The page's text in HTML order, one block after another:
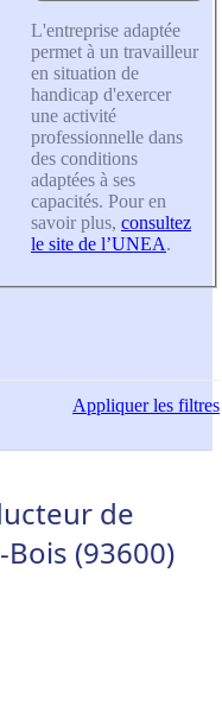
L'entreprise adaptée
permet à un travailleur
en situation de
handicap d'exercer
une activité
professionnelle dans
des conditions
adaptées à ses
capacités. Pour en
savoir plus, consultez
le site de l’UNEA.
Appliquerles filtres
de
(93600)